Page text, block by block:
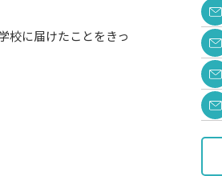
校に届けたことをきっ